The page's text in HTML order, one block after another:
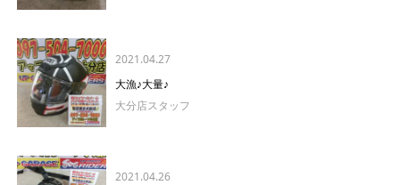
2021.04.27
大漁♪大量♪
大分店スタッフ
2021.04.26